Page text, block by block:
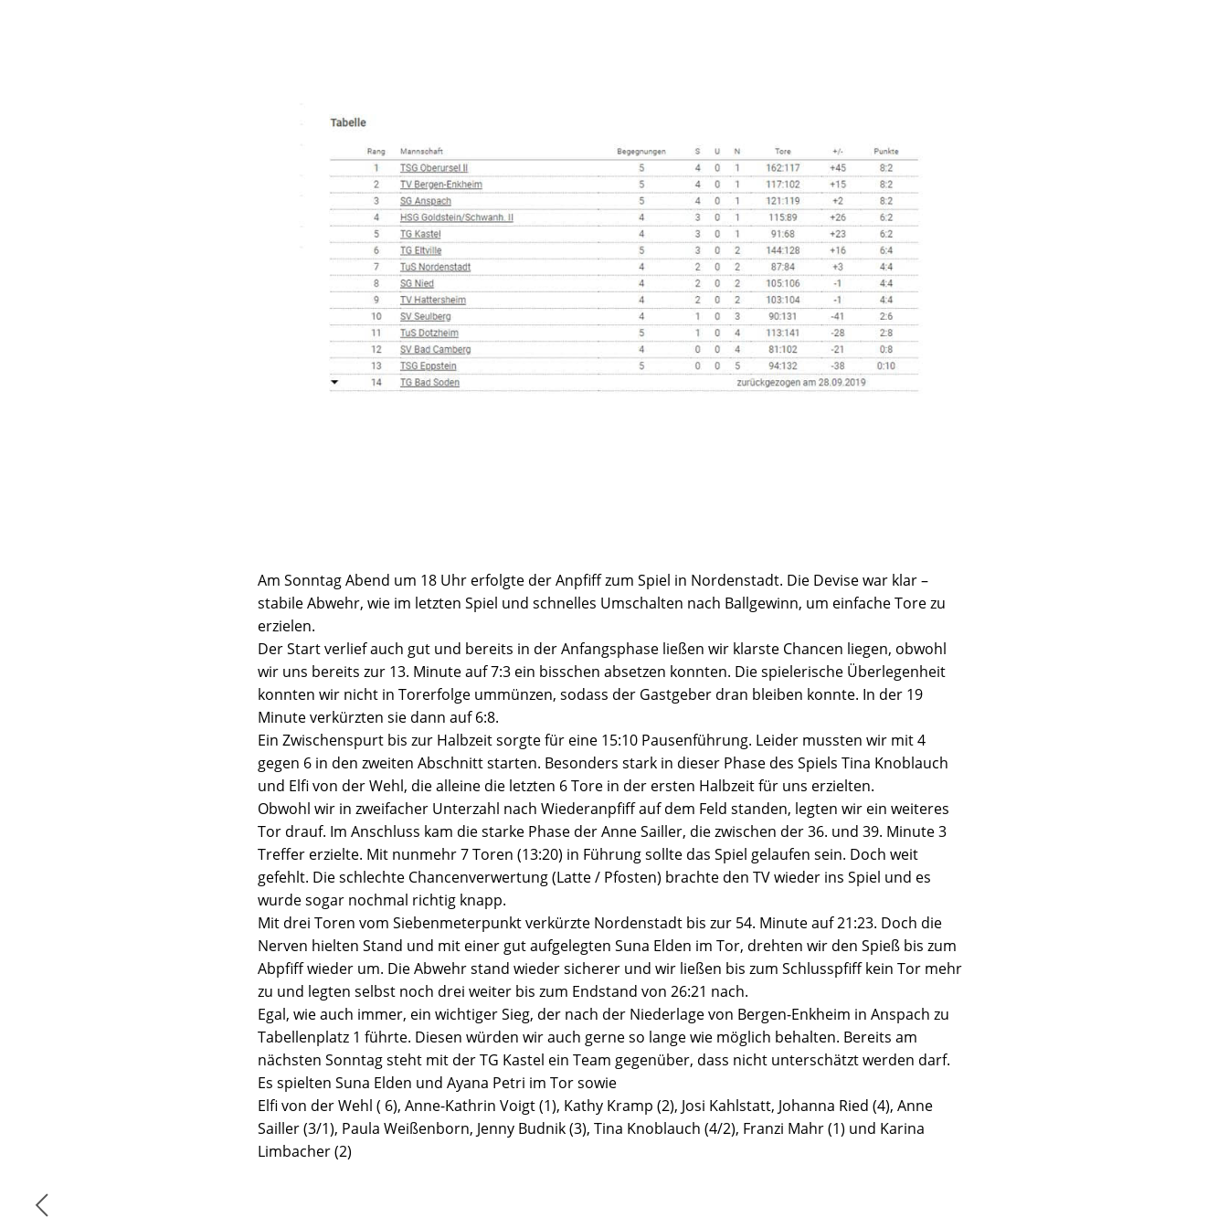
Am Sonntag Abend um 18 Uhr erfolgte der Anpfiff zum Spiel in Nordenstadt. Die Devise war klar –
stabile Abwehr, wie im letzten Spiel und schnelles Umschalten nach Ballgewinn, um einfache Tore zu
erzielen.
Der Start verlief auch gut und bereits in der Anfangsphase ließen wir klarste Chancen liegen, obwohl
wir uns bereits zur 13. Minute auf 7:3 ein bisschen absetzen konnten. Die spielerische Überlegenheit
konnten wir nicht in Torerfolge ummünzen, sodass der Gastgeber dran bleiben konnte. In der 19
Minute verkürzten sie dann auf 6:8.
Ein Zwischenspurt bis zur Halbzeit sorgte für eine 15:10 Pausenführung. Leider mussten wir mit 4
gegen 6 in den zweiten Abschnitt starten. Besonders stark in dieser Phase des Spiels Tina Knoblauch
und Elfi von der Wehl, die alleine die letzten 6 Tore in der ersten Halbzeit für uns erzielten.
Obwohl wir in zweifacher Unterzahl nach Wiederanpfiff auf dem Feld standen, legten wir ein weiteres
Tor drauf. Im Anschluss kam die starke Phase der Anne Sailler, die zwischen der 36. und 39. Minute 3
Treffer erzielte. Mit nunmehr 7 Toren (13:20) in Führung sollte das Spiel gelaufen sein. Doch weit
gefehlt. Die schlechte Chancenverwertung (Latte / Pfosten) brachte den TV wieder ins Spiel und es
wurde sogar nochmal richtig knapp.
Mit drei Toren vom Siebenmeterpunkt verkürzte Nordenstadt bis zur 54. Minute auf 21:23. Doch die
Nerven hielten Stand und mit einer gut aufgelegten Suna Elden im Tor, drehten wir den Spieß bis zum
Abpfiff wieder um. Die Abwehr stand wieder sicherer und wir ließen bis zum Schlusspfiff kein Tor mehr
zu und legten selbst noch drei weiter bis zum Endstand von 26:21 nach.
Egal, wie auch immer, ein wichtiger Sieg, der nach der Niederlage von Bergen-Enkheim in Anspach zu
Tabellenplatz 1 führte. Diesen würden wir auch gerne so lange wie möglich behalten. Bereits am
nächsten Sonntag steht mit der TG Kastel ein Team gegenüber, dass nicht unterschätzt werden darf.
Es spielten Suna Elden und Ayana Petri im Tor sowie
Elfi von der Wehl ( 6), Anne-Kathrin Voigt (1), Kathy Kramp (2), Josi Kahlstatt, Johanna Ried (4), Anne
Sailler (3/1), Paula Weißenborn, Jenny Budnik (3), Tina Knoblauch (4/2), Franzi Mahr (1) und Karina
Limbacher (2)